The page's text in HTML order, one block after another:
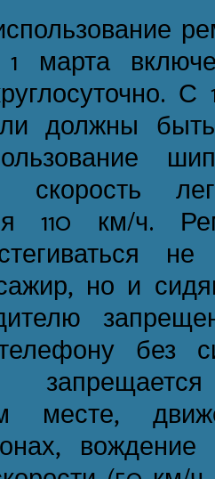
марта
должны
скорость
110 км/ч.
но и
без
месте,